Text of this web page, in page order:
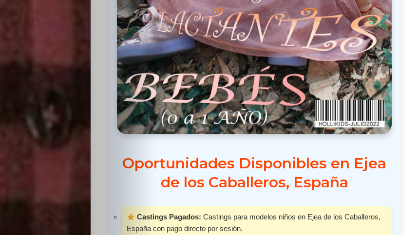
Inicio
Casting
Bershka
Casting
SHEIN
Casting
Sabritas
Oportunidades Disponibles en Ejea
de los Caballeros, España
Castings Pagados: Castings para modelos niños en Ejea de los Caballeros,
España con pago directo por sesión.